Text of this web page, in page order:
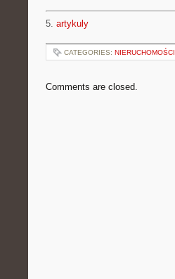
5. artykuly
CATEGORIES: NIERUCHOMOŚCI
Comments are closed.